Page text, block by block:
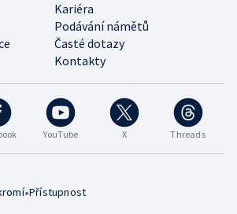
YouTube X Threads
Kariéra
Podávání námětů
Časté dotazy
Kontakty
•Přístupnost